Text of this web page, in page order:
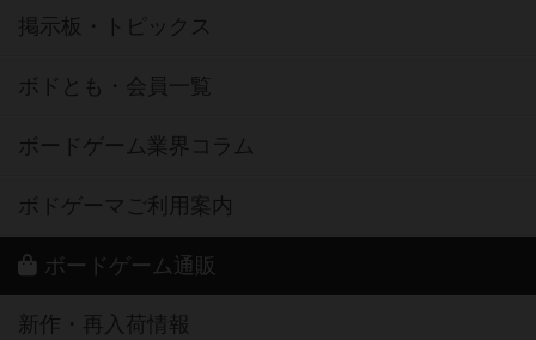
掲示板・トピックス
ボドとも・会員一覧
ボードゲーム業界コラム
ボドゲーマご利用案内
ボードゲーム通販
新作・再入荷情報